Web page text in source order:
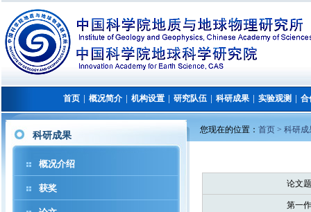
首页 │概况简介 │机构设置 │研究队伍 │科研成果 │实验观测 │合
科研成果
概况介绍
获奖
您现在的位置： 首页 > 科研
论文
第一